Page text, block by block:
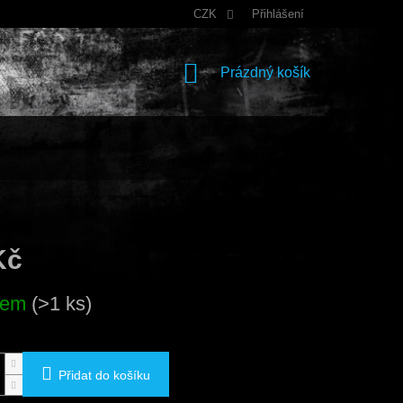
CZK Přihlášení
NÁKUPNÍ
KOŠÍK
Prázdný košík
(>1 ks)
Přidat do košíku